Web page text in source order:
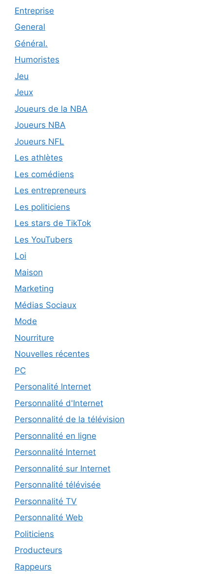
Entreprise
General
Général.
Humoristes
Jeu
Jeux
Joueurs de la NBA
Joueurs NBA
Joueurs NFL
Les athlètes
Les comédiens
Les entrepreneurs
Les politiciens
Les stars de TikTok
Les YouTubers
Loi
Maison
Marketing
Médias Sociaux
Mode
Nourriture
Nouvelles récentes
PC
Personalité Internet
Personnalité d'Internet
Personnalité de la télévision
Personnalité en ligne
Personnalité Internet
Personnalité sur Internet
Personnalité télévisée
Personnalité TV
Personnalité Web
Politiciens
Producteurs
Rappeurs